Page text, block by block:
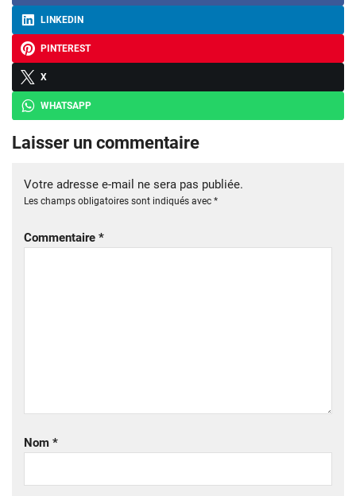
LINKEDIN
PINTEREST
X
WHATSAPP
Laisser un commentaire
Votre adresse e-mail ne sera pas publiée.
Les champs obligatoires sont indiqués avec *
Commentaire *
Nom *